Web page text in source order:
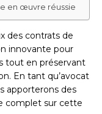
en œuvre réussie
des contrats de
innovante pour
tout en préservant
En tant qu’avocat
apporterons des
complet sur cette